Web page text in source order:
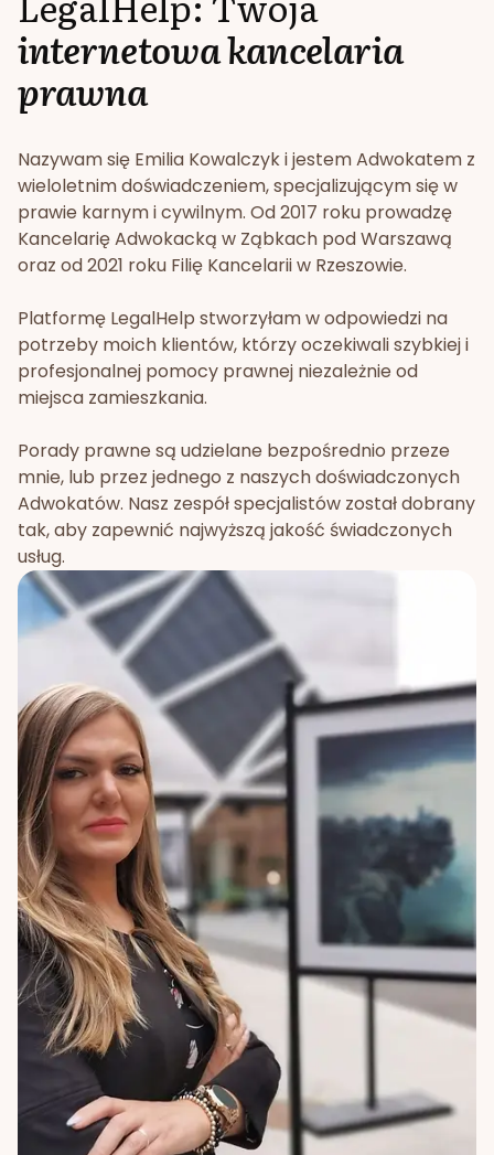
internetowa kancelaria
prawna
Nazywam się Emilia Kowalczyk i jestem Adwokatem z
wieloletnim doświadczeniem, specjalizującym się w
prawie karnym i cywilnym. Od 2017 roku prowadzę
Kancelarię Adwokacką w Ząbkach pod Warszawą
oraz od 2021 roku Filię Kancelarii w Rzeszowie.
Platformę LegalHelp stworzyłam w odpowiedzi na
potrzeby moich klientów, którzy oczekiwali szybkiej i
profesjonalnej pomocy prawnej niezależnie od
miejsca zamieszkania.
Porady prawne są udzielane bezpośrednio przeze
mnie, lub przez jednego z naszych doświadczonych
Adwokatów. Nasz zespół specjalistów został dobrany
tak, aby zapewnić najwyższą jakość świadczonych
usług.